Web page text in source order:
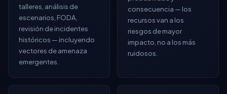
talleres, análisis de
escenarios, FODA,
revisión de incidentes
históricos — incluyendo
vectores de amenaza
emergentes.
consecuencia — los
recursos van a los
riesgos de mayor
impacto, no a los más
ruidosos.